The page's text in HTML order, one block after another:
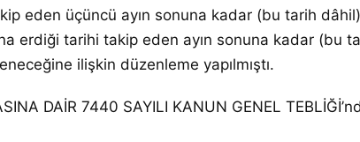
eden üçüncü ayın sonuna kadar (bu tarih
erdiği tarihi takip eden ayın sonuna kadar (bu
ilişkin düzenleme yapılmıştı.
DAİR 7440 SAYILI KANUN GENEL